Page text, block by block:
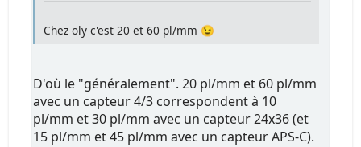
Chez oly c'est 20 et 60 pl/mm 😉
D'où le "généralement". 20 pl/mm et 60 pl/mm
avec un capteur 4/3 correspondent à 10
pl/mm et 30 pl/mm avec un capteur 24x36 (et
15 pl/mm et 45 pl/mm avec un capteur APS-C).